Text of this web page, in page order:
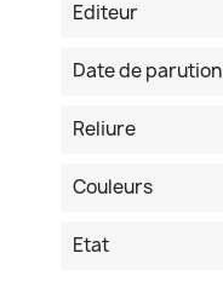
Editeur
Date de parution
Reliure
Couleurs
Etat